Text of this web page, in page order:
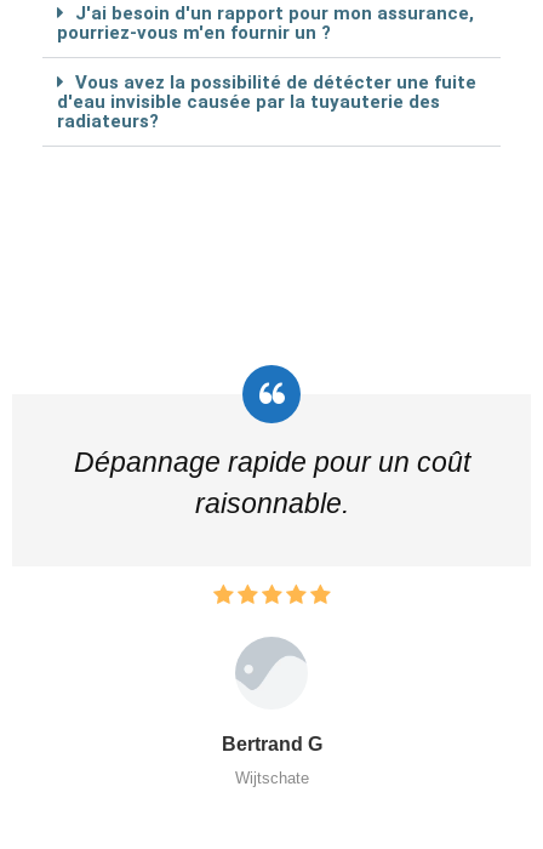
J'ai besoin d'un rapport pour mon assurance,
pourriez-vous m'en fournir un ?
Vous avez la possibilité de détécter une fuite
d'eau invisible causée par la tuyauterie des
radiateurs?
Dépannage rapide pour un coût
raisonnable.
Bertrand G
Wijtschate